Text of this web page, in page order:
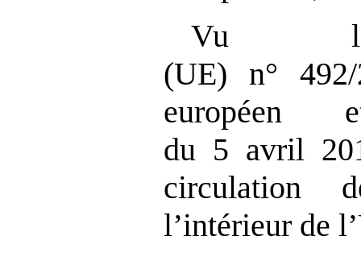
Vu le
(UE) n° 492/
du 5 avril
circulation
l’intérieur de